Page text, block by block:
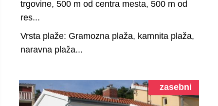
trgovine, 500 m od centra mesta, 500 m od
res...
Vrsta plaže: Gramozna plaža, kamnita plaža,
naravna plaža...
zasebni